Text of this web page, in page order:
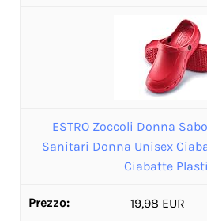
ESTRO Zoccoli Donna
Sanitari Donna Unisex
Ciabatte
19,98 EUR